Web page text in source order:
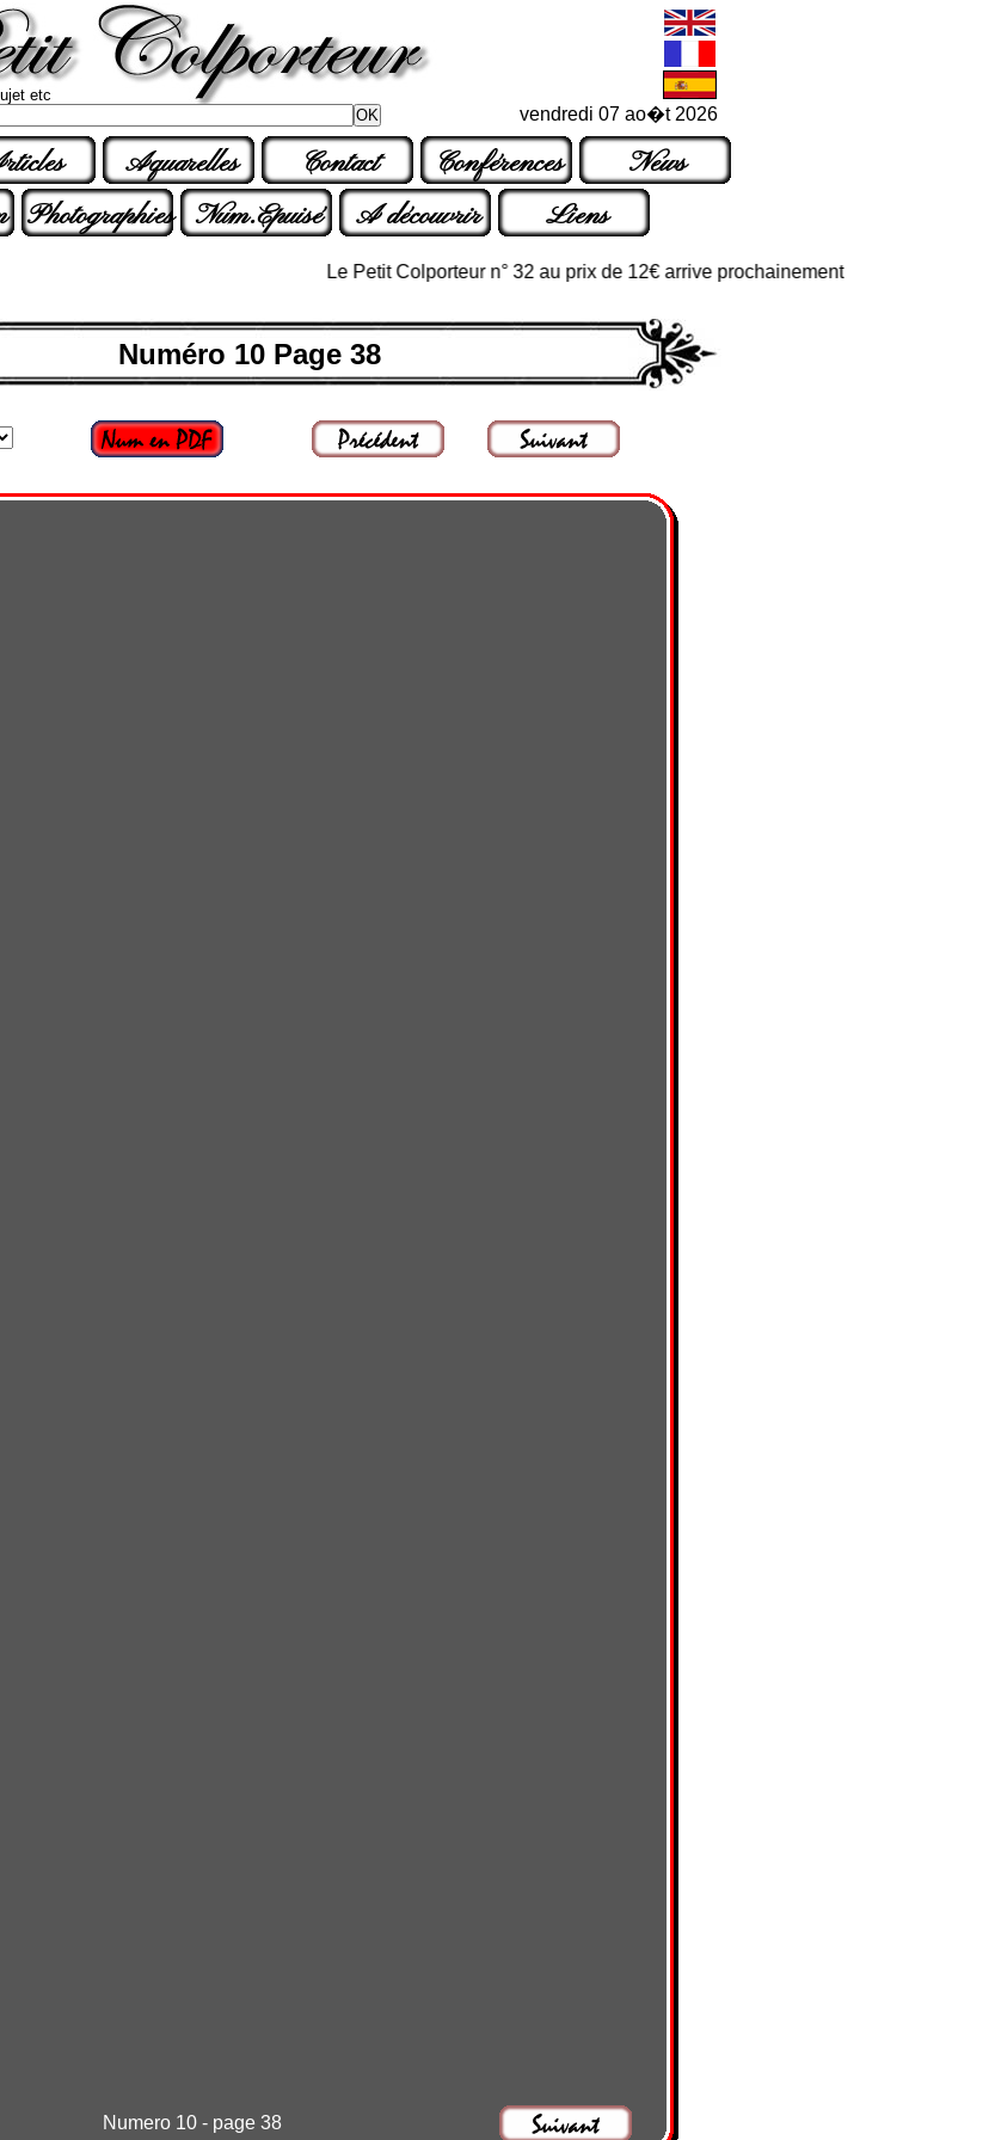
vendredi 07 ao�t 2026
etc
Aquarelles Contact Conférences
News
Photographies Num.Epuisé A découvrir Liens
Le Petit Colporteur n° 32 au prix de 12€ arrive prochainement dans les points de
Numéro 10 Page 38
Numero 10 - page 38